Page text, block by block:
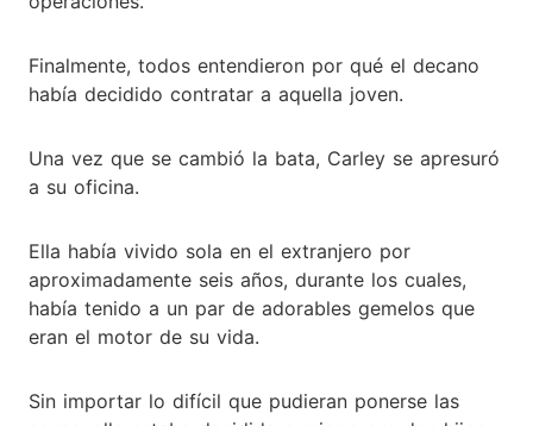
Finalmente, todos entendieron por qué el decano
había decidido contratar a aquella joven.
Una vez que se cambió la bata, Carley se apresuró
a su oficina.
Ella había vivido sola en el extranjero por
aproximadamente seis años, durante los cuales,
había tenido a un par de adorables gemelos que
eran el motor de su vida.
Sin importar lo difícil que pudieran ponerse las